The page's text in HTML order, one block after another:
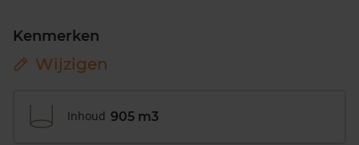
Kenmerken
Wijzigen
Inhoud 905 m3